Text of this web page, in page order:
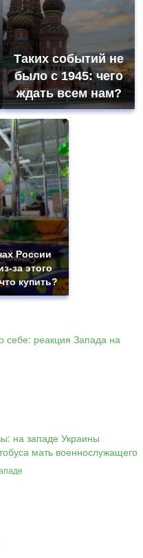
Таких событий не
было с 1945: чего
ждать всем нам?
России
за этого
купить?